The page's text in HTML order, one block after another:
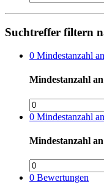
Suchtreffer filtern
0 Mindestanzahl
Mindestanzahl
0 Mindestanzahl
Mindestanzahl
0 Bewertungen